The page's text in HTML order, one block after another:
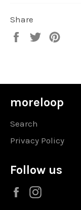
Share
Share Tweet
moreloop
Search
Privacy Policy
Follow us
Facebook